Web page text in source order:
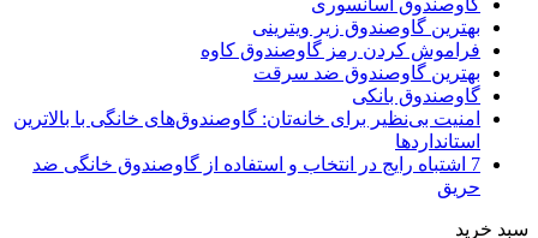
بهترین گاوصندوق زیر ویترینی
فراموش کردن رمز گاوصندوق کاوه
بهترین گاوصندوق ضد سرقت
گاوصندوق بانکی
امنیت بی‌نظیر برای خانه‌تان: گاوصندوق‌های خانگی با بالاترین
استانداردها
7 اشتباه رایج در انتخاب و استفاده از گاوصندوق خانگی ضد
حریق
سبد خرید